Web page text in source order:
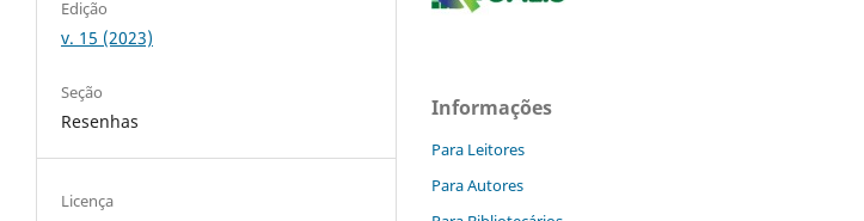
Edição
v. 15 (2023)
Seção
Resenhas
Licença
Informações
Para Leitores
Para Autores